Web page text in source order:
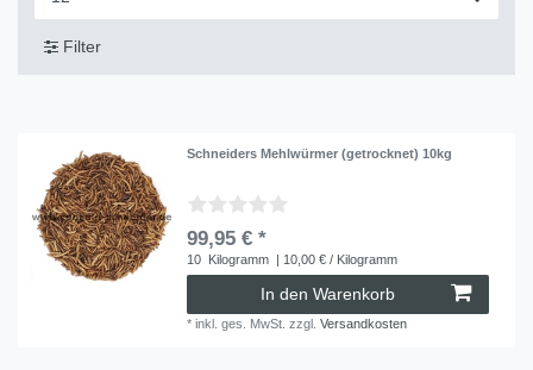
Filter
Schneiders Mehlwürmer (getrocknet) 10kg
99,95 € *
10 Kilogramm | 10,00 € / Kilogramm
In den Warenkorb
*inkl. ges. MwSt. zzgl.Versandkosten